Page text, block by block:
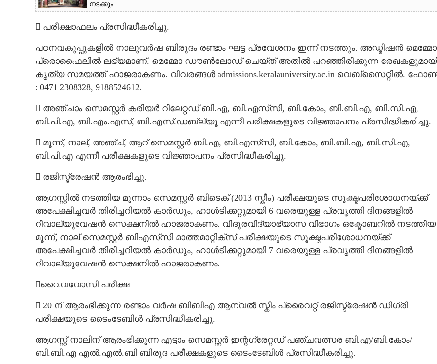
നടക്കും....
 പരീക്ഷാഫലം പ്രസിദ്ധീകരിച്ചു.
പഠനവകുപ്പുകളിൽ നാലുവർഷ ബിരുദം രണ്ടാം ഘട്ട പ്രവേശനം ഇന്ന് നടത്തും. അഡ്മിഷൻ മെമ്മോ
പ്രൊഫൈലിൽ ലഭ്യമാണ്. മെമ്മോ ഡൗൺലോഡ് ചെയ്ത് അതിൽ പറഞ്ഞിരിക്കുന്ന
കൃത്യ സമയത്ത് ഹാജരാകണം. വിവരങ്ങൾ admissions.keralauniversity.ac.in വെബ്സൈറ്റിൽ.
: 0471 2308328, 9188524612.
 അഞ്ചാം സെമസ്റ്റർ കരിയർ റിലേറ്റഡ് ബി.എ, ബി.എസ്‍സി, ബി.കോം, ബി.ബി.എ, ബി.സി.എ,
ബി.പി.എ, ബി.എം.എസ്, ബി.എസ്.ഡബ്ല്യൂ എന്നീ പരീക്ഷകളുടെ വിജ്ഞാപനം പ്രസിദ്ധീകരിച്ചു.
 മൂന്ന്, നാല്, അഞ്ച്, ആറ് സെമസ്റ്റർ ബി.എ, ബി.എസ്‍സി, ബി.കോം, ബി.ബി.എ, ബി.സി.എ,
ബി.പി.എ എന്നീ പരീക്ഷകളുടെ വിജ്ഞാപനം പ്രസിദ്ധീകരിച്ചു.
 രജിസ്ട്രേഷൻ ആരംഭിച്ചു.
ആഗസ്റ്റിൽ നടത്തിയ മൂന്നാം സെമസ്റ്റർ ബിടെക് (2013 സ്കീം) പരീക്ഷയുടെ സൂക്ഷ്മപരിശോധനയ്ക്ക്
അപേക്ഷിച്ചവർ തിരിച്ചറിയൽ കാർഡും, ഹാൾടിക്കറ്റുമായി 6 വരെയുള്ള പ്രവൃത്തി ദിനങ്ങളിൽ
റീവാല്യുവേഷൻ സെക്ഷനിൽ ഹാജരാകണം. വിദൂരവിദ്യാഭ്യാസ വിഭാഗം ഒക്ടോബറിൽ നടത്തിയ
മൂന്ന്, നാല് സെമസ്റ്റർ ബിഎസ്‍സി മാത്തമാറ്റിക്സ് പരീക്ഷയുടെ സൂക്ഷ്മപരിശോധനയ്ക്ക്
അപേക്ഷിച്ചവർ തിരിച്ചറിയൽ കാർഡും, ഹാൾടിക്കറ്റുമായി 7 വരെയുള്ള പ്രവൃത്തി ദിനങ്ങളിൽ
റീവാല്യുവേഷൻ സെക്ഷനിൽ ഹാജരാകണം.
വൈവവോസി പരീക്ഷ
 20 ന് ആരംഭിക്കുന്ന രണ്ടാം വർഷ ബിബിഎ ആന്വൽ സ്കീം പ്രൈവറ്റ് രജിസ്ട്രേഷൻ ഡിഗ്രി
പരീക്ഷയുടെ ടൈംടേബിൾ പ്രസിദ്ധീകരിച്ചു.
ആഗസ്റ്റ് നാലിന് ആരംഭിക്കുന്ന എട്ടാം സെമസ്റ്റർ ഇന്റഗ്രേറ്റഡ് പഞ്ചവത്സര ബി.എ/ബി.കോം/
ബി.ബി.എ എൽ.എൽ.ബി ബിരുദ പരീക്ഷകളുടെ ടൈംടേബിൾ പ്രസിദ്ധീകരിച്ചു.